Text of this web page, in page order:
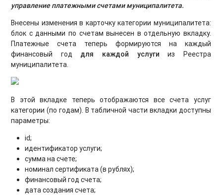
управление платежными счетами муниципалитета.
Внесены изменения в карточку категории муниципалитета:
блок с данными по счетам вынесен в отдельную вкладку.
Платежные счета теперь формируются на каждый
финансовый год для каждой услуги из Реестра
муниципалитета.
В этой вкладке теперь отображаются все счета услуг
категории (по годам). В табличной части вкладки доступны
параметры:
id;
идентификатор услуги;
сумма на счете;
номинал сертификата (в рублях);
финансовый год счета;
дата создания счета;